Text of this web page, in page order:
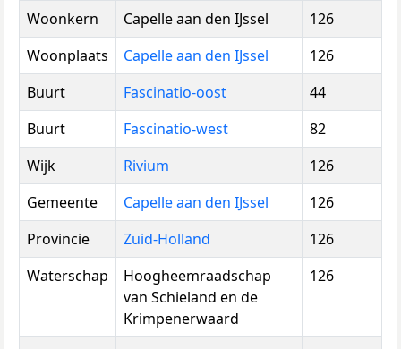
Woonkern Capelle aan den IJssel
126
Woonplaats
Capelle aan den IJssel
126
Buurt
Fascinatio-oost
44
Buurt
Fascinatio-west
82
Wijk
Rivium
126
Gemeente
Capelle aan den IJssel
126
Provincie
Zuid-Holland
126
Waterschap
Hoogheemraadschap
van Schieland en de
Krimpenerwaard
126